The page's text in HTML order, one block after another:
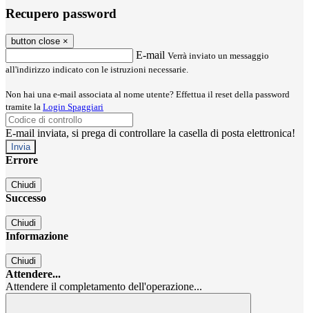
Recupero password
button close ×
E-mail Verrà inviato un messaggio
all'indirizzo indicato con le istruzioni necessarie.
Non hai una e-mail associata al nome utente? Effettua il reset della password
tramite la Login Spaggiari
E-mail inviata, si prega di controllare la casella di posta elettronica!
Errore
Chiudi
Successo
Chiudi
Informazione
Chiudi
Attendere...
Attendere il completamento dell'operazione...